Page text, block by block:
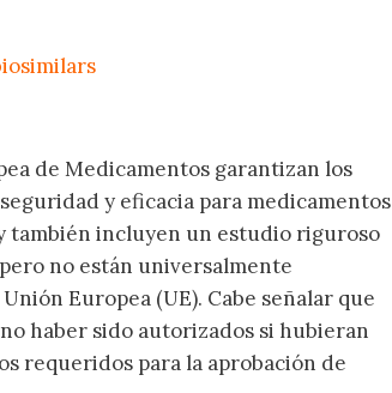
de Medicamentos garantizan los
y eficacia para medicamentos
también incluyen un estudio riguroso
no están universalmente
Europea (UE). Cabe señalar que
haber sido autorizados si hubieran
requeridos para la aprobación de